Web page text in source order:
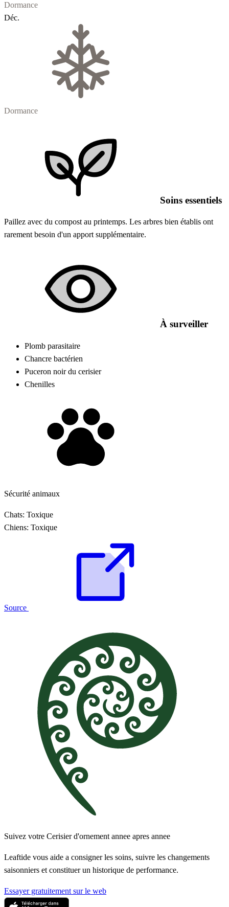
Dormance
Déc.
Dormance
Soins essentiels
Paillez avec du compost au printemps. Les arbres bien établis ont
rarement besoin d'un apport supplémentaire.
À surveiller
Plomb parasitaire
Chancre bactérien
Puceron noir du cerisier
Chenilles
Sécurité animaux
Chats: Toxique
Chiens: Toxique
Source
Suivez votre Cerisier d'ornement annee apres annee
Leaftide vous aide a consigner les soins, suivre les changements
saisonniers et constituer un historique de performance.
Essayer gratuitement sur le web